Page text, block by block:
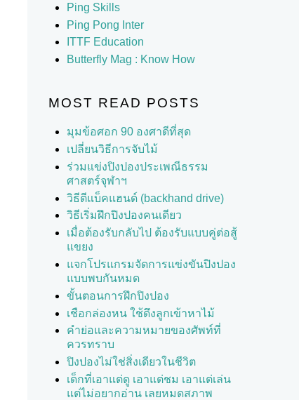
Ping Skills
Ping Pong Inter
ITTF Education
Butterfly Mag : Know How
MOST READ POSTS
มุมข้อศอก 90 องศาดีที่สุด
เปลี่ยนวิธีการจับไม้
ร่วมแข่งปิงปองประเพณีธรรม
ศาสตร์จุฬาฯ
วิธีตีแบ็คแฮนด์ (backhand drive)
วิธีเริ่มฝึกปิงปองคนเดียว
เมื่อต้องรับกลับไป ต้องรับแบบคู่ต่อสู้
แขยง
แจกโปรแกรมจัดการแข่งขันปิงปอง
แบบพบกันหมด
ขั้นตอนการฝึกปิงปอง
เชือกล่องหน ใช้ดึงลูกเข้าหาไม้
คำย่อและความหมายของศัพท์ที่
ควรทราบ
ปิงปองไม่ใช่สิ่งเดียวในชีวิต
เด็กที่เอาแต่ดู เอาแต่ชม เอาแต่เล่น
แต่ไม่อยากอ่าน เลยหมดสภาพ